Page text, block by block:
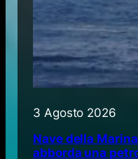
3 Agosto 2026
Nave della
abborda una